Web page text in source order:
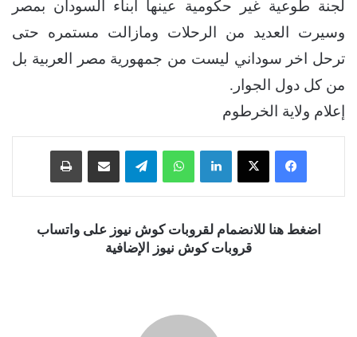
لجنة طوعية غير حكومية عينها أبناء السودان بمصر
وسيرت العديد من الرحلات ومازالت مستمره حتى
ترحل اخر سوداني ليست من جمهورية مصر العربية بل
من كل دول الجوار.
إعلام ولاية الخرطوم
فيسبوك ‫X لينكدإن واتساب تيلقرام
اضغط هنا للانضمام لقروبات كوش نيوز على واتساب
قروبات كوش نيوز الإضافية